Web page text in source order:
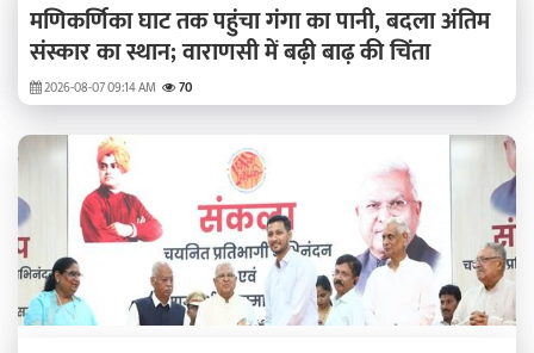
मणिकर्णिका घाट तक पहुंचा गंगा का पानी, बदला अंतिम
संस्कार का स्थान; वाराणसी में बढ़ी बाढ़ की चिंता
2026-08-07 09:14 AM 70